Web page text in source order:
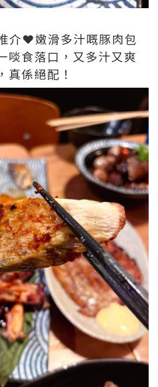
介❤️嫩滑多汁嘅豚肉包
啖食落口，又多汁又爽
真係絕配！